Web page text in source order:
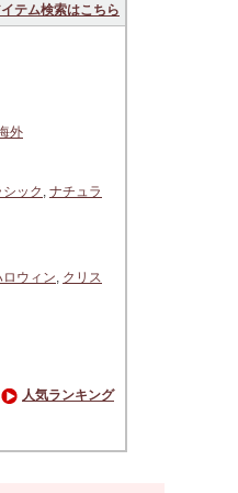
テム検索はこちら
外
シック , ナチュラ
ロウィン, クリス
人気ランキング